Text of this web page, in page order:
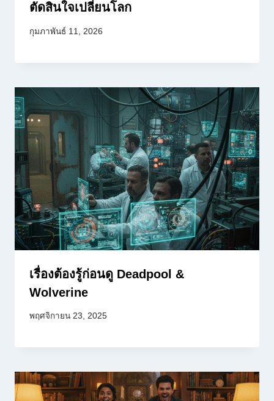
ตัดสินใจเปลี่ยนโลก
กุมภาพันธ์ 11, 2026
เรื่องต้องรู้ก่อนดู Deadpool &
Wolverine
พฤศจิกายน 23, 2025